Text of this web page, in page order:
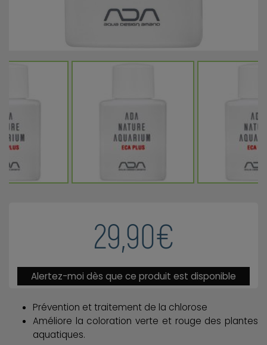
29,90€
Alertez-moi dès que ce produit est disponible
Prévention et traitement de la chlorose
Améliore la coloration verte et rouge des plantes
aquatiques.